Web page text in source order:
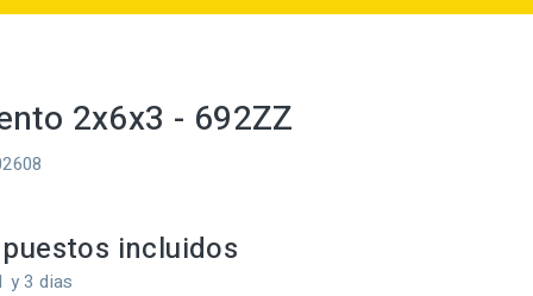
2x6x3 - 692ZZ
incluidos
y 3 dias